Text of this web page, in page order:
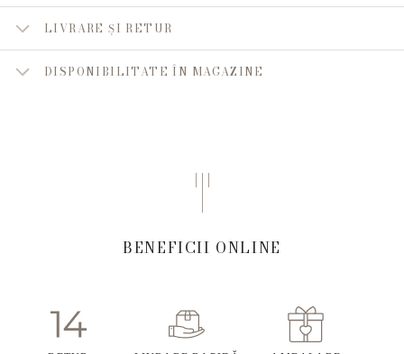
LIVRARE ȘI RETUR
DISPONIBILITATE ÎN MAGAZINE
BENEFICII ONLINE